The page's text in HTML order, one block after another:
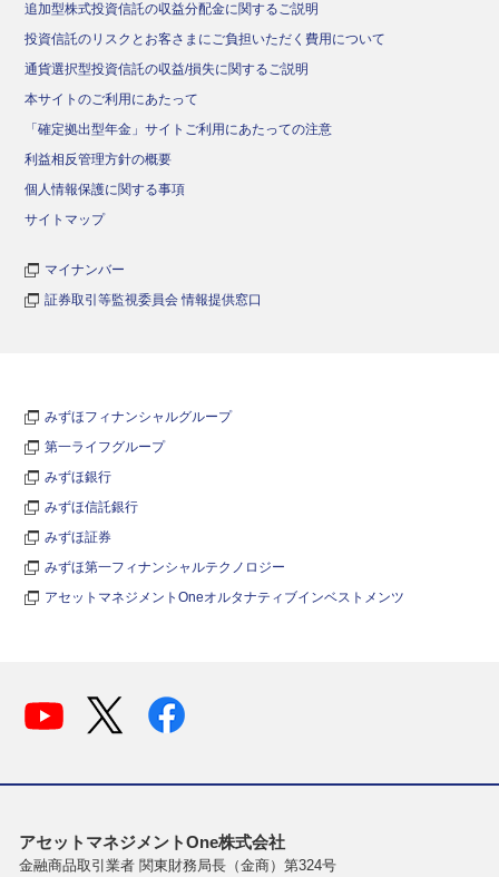
追加型株式投資信託の収益分配金に関するご説明
投資信託のリスクとお客さまにご負担いただく費用について
通貨選択型投資信託の収益/損失に関するご説明
本サイトのご利用にあたって
「確定拠出型年金」サイトご利用にあたっての注意
利益相反管理方針の概要
個人情報保護に関する事項
サイトマップ
マイナンバー
証券取引等監視委員会 情報提供窓口
みずほフィナンシャルグループ
第一ライフグループ
みずほ銀行
みずほ信託銀行
みずほ証券
みずほ第一フィナンシャルテクノロジー
アセットマネジメントOneオルタナティブインベストメンツ
アセットマネジメントOne株式会社
金融商品取引業者 関東財務局長（金商）第324号